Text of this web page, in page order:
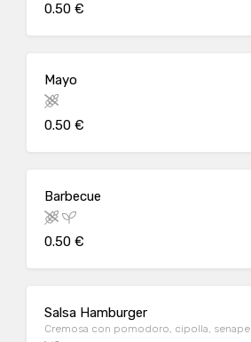
0.50 €
Mayo
0.50 €
Barbecue
0.50 €
Salsa Hamburger
Cremosa con pomodoro, cipolla, senape